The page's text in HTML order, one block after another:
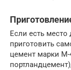
Если есть
приготовить
цемент марки М-